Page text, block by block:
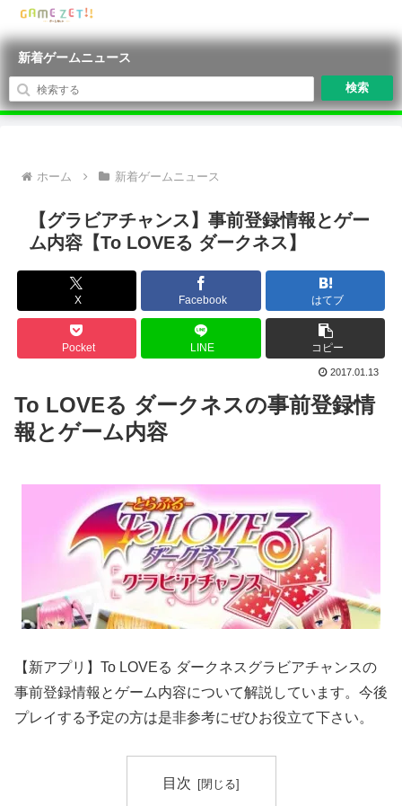
新着ゲームニュース
検索
ホーム 新着ゲームニュース
【グラビアチャンス】事前登録情報とゲー
ム内容【To LOVEる ダークネス】
X Facebook はてブ
Pocket LINE コピー
2017.01.13
To LOVEる ダークネスの事前登録情
報とゲーム内容
【新アプリ】To LOVEる ダークネスグラビアチャンスの
事前登録情報とゲーム内容について解説しています。今後
プレイする予定の方は是非参考にぜひお役立て下さい。
目次